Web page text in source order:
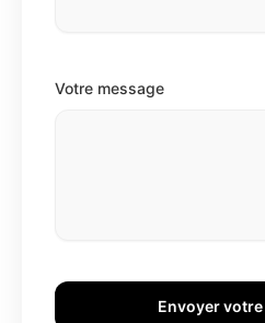
Votre message
Envoyer